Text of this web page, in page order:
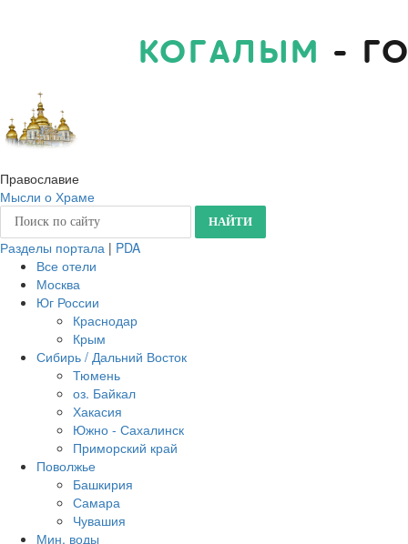
КОГАЛЫМ -
Православие
Мысли о Храме
Разделы портала | PDA
Все отели
Москва
Юг России
Краснодар
Крым
Сибирь / Дальний Восток
Тюмень
оз. Байкал
Хакасия
Южно - Сахалинск
Приморский край
Поволжье
Башкирия
Самара
Чувашия
Мин. воды